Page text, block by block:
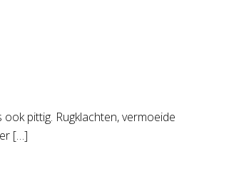
pittig. Rugklachten, vermoeide
[…]